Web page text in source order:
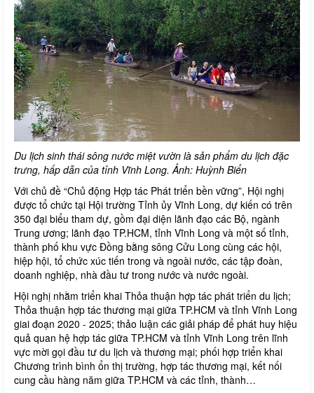
Du lịch sinh thái sông nước miệt vườn là sản phẩm du lịch đặc
trưng, hấp dẫn của tỉnh Vĩnh Long. Ảnh: Huỳnh Biển
Với chủ đề “Chủ động Hợp tác Phát triển bền vững”, Hội nghị
được tổ chức tại Hội trường Tỉnh ủy Vĩnh Long, dự kiến có trên
350 đại biểu tham dự, gồm đại diện lãnh đạo các Bộ, ngành
Trung ương; lãnh đạo TP.HCM, tỉnh Vĩnh Long và một số tỉnh,
thành phố khu vực Đồng bằng sông Cửu Long cùng các hội,
hiệp hội, tổ chức xúc tiến trong và ngoài nước, các tập đoàn,
doanh nghiệp, nhà đầu tư trong nước và nước ngoài.
Hội nghị nhằm triển khai Thỏa thuận hợp tác phát triển du lịch;
Thỏa thuận hợp tác thương mại giữa TP.HCM và tỉnh Vĩnh Long
giai đoạn 2020 - 2025; thảo luận các giải pháp để phát huy hiệu
quả quan hệ hợp tác giữa TP.HCM và tỉnh Vĩnh Long trên lĩnh
vực mời gọi đầu tư du lịch và thương mại; phối hợp triển khai
Chương trình bình ổn thị trường, hợp tác thương mại, kết nối
cung cầu hàng năm giữa TP.HCM và các tỉnh, thành…